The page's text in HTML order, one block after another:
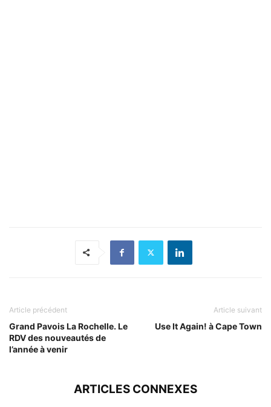
Article précédent
Grand Pavois La Rochelle. Le
RDV des nouveautés de
l’année à venir
Article suivant
Use It Again! à Cape Town
ARTICLES CONNEXES